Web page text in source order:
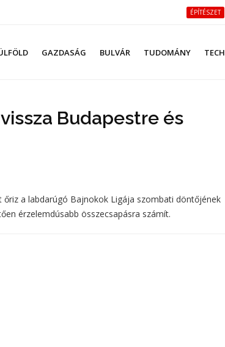
ÉPÍTÉSZET
GAZDASÁG BULVÁR TUDOMÁNY TECH
Budapestre és
a labdarúgó Bajnokok Ligája szombati döntőjének
érzelemdúsabb összecsapásra számít.